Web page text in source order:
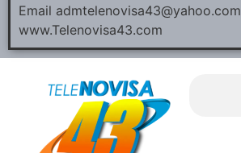
Email admtelenovisa43@yahoo.com
www.Telenovisa43.com